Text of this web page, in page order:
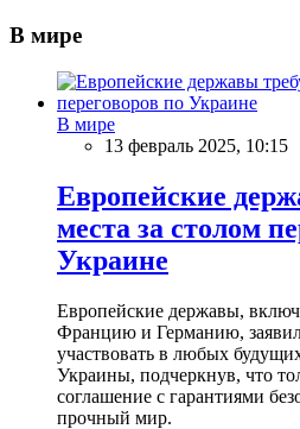
В мире
В мире
13 февраль 2025, 10:15
Европейские
места за столом
Украине
Европейские державы,
Францию и Германию,
участвовать в любых
Украины, подчеркнув, что
соглашение с гарантиями
прочный мир.